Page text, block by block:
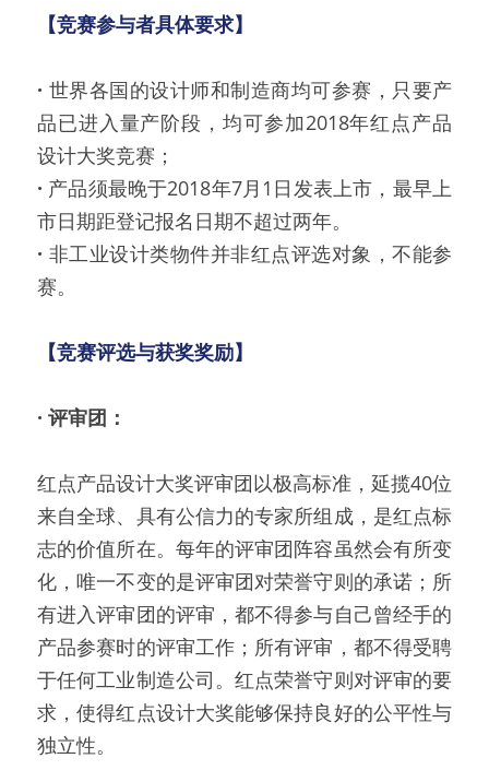
【竞赛参与者具体要求】
· 世界各国的设计师和制造商均可参赛，只要产
品已进入量产阶段，均可参加2018年红点产品
设计大奖竞赛；
· 产品须最晚于2018年7月1日发表上市，最早上
市日期距登记报名日期不超过两年。
· 非工业设计类物件并非红点评选对象，不能参
赛。
【竞赛评选与获奖奖励】
· 评审团：
红点产品设计大奖评审团以极高标准，延揽40位
来自全球、具有公信力的专家所组成，是红点标
志的价值所在。每年的评审团阵容虽然会有所变
化，唯一不变的是评审团对荣誉守则的承诺；所
有进入评审团的评审，都不得参与自己曾经手的
产品参赛时的评审工作；所有评审，都不得受聘
于任何工业制造公司。红点荣誉守则对评审的要
求，使得红点设计大奖能够保持良好的公平性与
独立性。